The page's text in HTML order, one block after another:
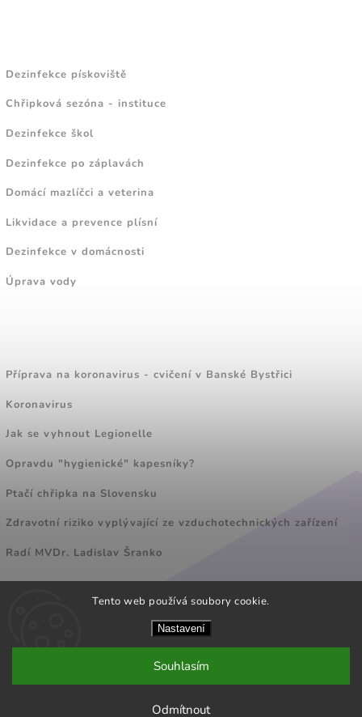
Tento web používá soubory cookie.
Nastavení
Odmítnout
Souhlasím
Dezinfekce pískoviště
Chřipková sezóna - instituce
Dezinfekce škol
Dezinfekce po záplavách
Domácí mazlíčci a veterina
Likvidace a prevence plísní
Dezinfekce v domácnosti
Úprava vody
Příprava na koronavirus - cvičení v Banské Bystřici
Koronavirus
Jak se vyhnout Legionelle
Opravdu "hygienické" kapesníky?
Ptačí chřipka na Slovensku
Zdravotní riziko vyplývající ze vzduchotechnických zařízení
Radí MVDr. Ladislav Šranko
Shoptet Úprava TKD
Copyright 2026POLYMPT CZ s.r.o.. Všechna práva vyhrazena.